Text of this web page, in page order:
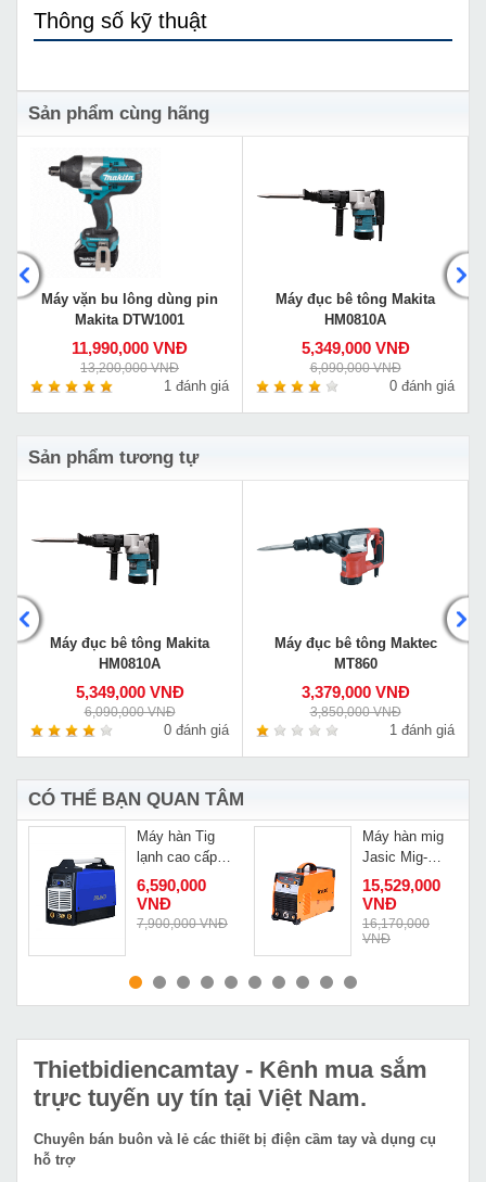
Thông số kỹ thuật
Sản phẩm cùng hãng
Máy vặn bu lông dùng pin
Makita DTW1001
11,990,000 VNĐ
13,200,000 VNĐ
1 đánh giá
Máy đục bê tông Makita
HM0810A
5,349,000 VNĐ
6,090,000 VNĐ
0 đánh giá
Sản phẩm tương tự
Máy đục bê tông Makita
HM0810A
5,349,000 VNĐ
6,090,000 VNĐ
0 đánh giá
Máy đục bê tông Maktec
MT860
3,379,000 VNĐ
3,850,000 VNĐ
1 đánh giá
CÓ THỂ BẠN QUAN TÂM
MUA NGAY
Máy hàn Tig
lạnh cao cấp
Riland Tig-
250PGDM
6,590,000
VNĐ
7,900,000 VNĐ
MUA NGAY
Máy hàn mig
Jasic Mig-
250F N253
15,529,000
VNĐ
16,170,000
VNĐ
Thietbidiencamtay - Kênh mua sắm
trực tuyến uy tín tại Việt Nam.
Chuyên bán buôn và lẻ các thiết bị điện cầm tay và dụng cụ
hỗ trợ